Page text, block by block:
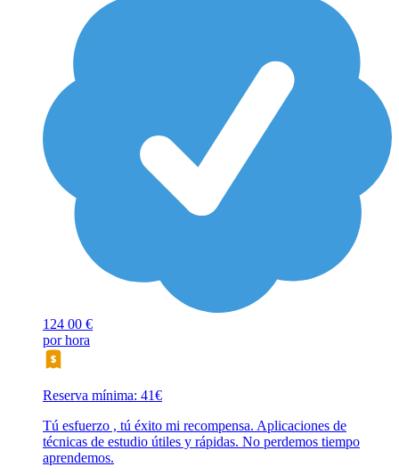
124 00 €
por hora
Reserva mínima: 41€
Tú esfuerzo , tú éxito mi recompensa. Aplicaciones de
técnicas de estudio útiles y rápidas. No perdemos tiempo
aprendemos.